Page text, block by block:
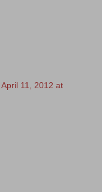
April 11, 2012 at